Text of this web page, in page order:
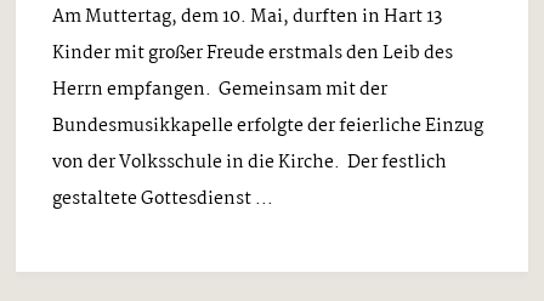
Am Muttertag, dem 10. Mai, durften in Hart 13
Kinder mit großer Freude erstmals den Leib des
Herrn empfangen. Gemeinsam mit der
Bundesmusikkapelle erfolgte der feierliche Einzug
von der Volksschule in die Kirche. Der festlich
gestaltete Gottesdienst ...